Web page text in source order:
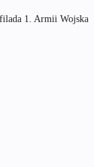
1. Armii Wojska